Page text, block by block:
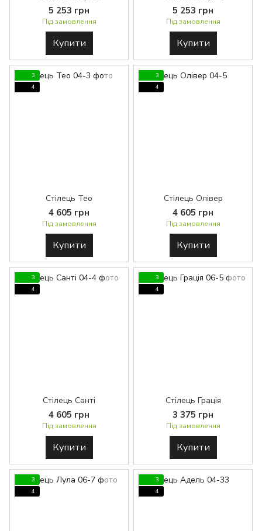
5 253 грн
Під замовлення
Купити
5 253 грн
Під замовлення
Купити
3
4
Стілець Тео
4 605 грн
Під замовлення
Купити
3
4
Стілець Олівер
4 605 грн
Під замовлення
Купити
3
4
Стілець Санті
4 605 грн
Під замовлення
Купити
3
4
Стілець Грація
3 375 грн
Під замовлення
Купити
3
4
3
4